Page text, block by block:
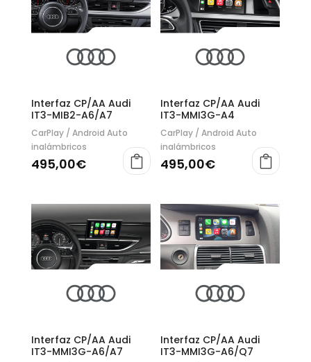
Interfaz CP/AA Audi
IT3-MIB2-A6/A7
CarPlay / Android Auto
inalámbricos
495,00€
Interfaz CP/AA Audi
IT3-MMI3G-A4
CarPlay / Android Auto
inalámbricos
495,00€
Interfaz CP/AA Audi
IT3-MMI3G-A6/A7
Interfaz CP/AA Audi
IT3-MMI3G-A6/Q7